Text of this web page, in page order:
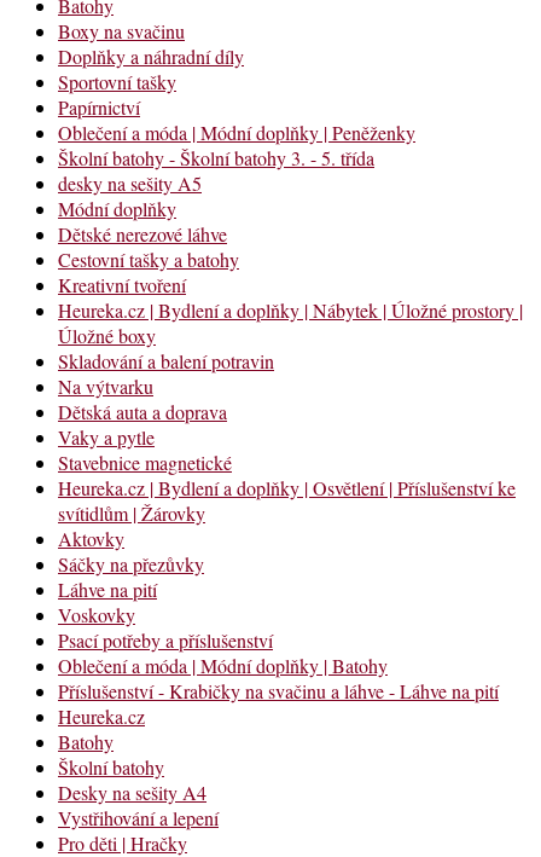
Boxy na svačinu
Doplňky a náhradní díly
Sportovní tašky
Papírnictví
Oblečení a móda | Módní doplňky | Peněženky
Školní batohy - Školní batohy 3. - 5. třída
desky na sešity A5
Módní doplňky
Dětské nerezové láhve
Cestovní tašky a batohy
Kreativní tvoření
Heureka.cz | Bydlení a doplňky | Nábytek | Úložné prostory |
Úložné boxy
Skladování a balení potravin
Na výtvarku
Dětská auta a doprava
Vaky a pytle
Stavebnice magnetické
Heureka.cz | Bydlení a doplňky | Osvětlení | Příslušenství ke
svítidlům | Žárovky
Aktovky
Sáčky na přezůvky
Láhve na pití
Voskovky
Psací potřeby a příslušenství
Oblečení a móda | Módní doplňky | Batohy
Příslušenství - Krabičky na svačinu a láhve - Láhve na pití
Heureka.cz
Batohy
Školní batohy
Desky na sešity A4
Vystřihování a lepení
Pro děti | Hračky